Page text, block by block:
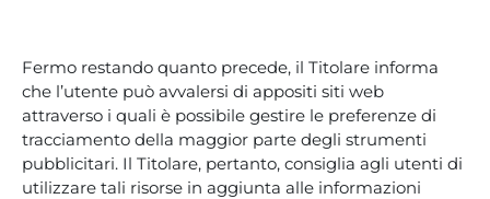
Fermo restando quanto precede, il Titolare informa
che l’utente può avvalersi di appositi siti web
attraverso i quali è possibile gestire le preferenze di
tracciamento della maggior parte degli strumenti
pubblicitari. Il Titolare, pertanto, consiglia agli utenti di
utilizzare tali risorse in aggiunta alle informazioni